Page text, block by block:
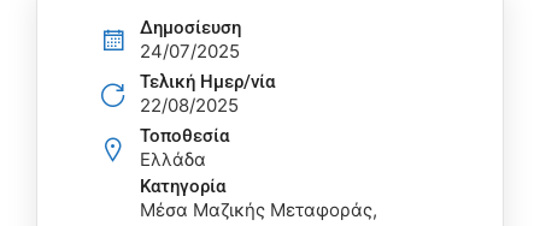
Δημοσίευση
24/07/2025
Τελική Ημερ/νία
22/08/2025
Τοποθεσία
Ελλάδα
Κατηγορία
Μέσα Μαζικής Μεταφοράς